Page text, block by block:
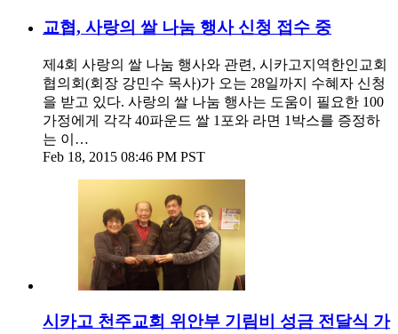
교협, 사랑의 쌀 나눔 행사 신청 접수 중
제4회 사랑의 쌀 나눔 행사와 관련, 시카고지역한인교회
협의회(회장 강민수 목사)가 오는 28일까지 수혜자 신청
을 받고 있다. 사랑의 쌀 나눔 행사는 도움이 필요한 100
가정에게 각각 40파운드 쌀 1포와 라면 1박스를 증정하
는 이…
Feb 18, 2015 08:46 PM PST
시카고 천주교회 위안부 기림비 성금 전달식 가